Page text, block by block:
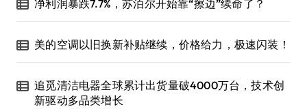
净利润暴跌7.7%，苏泊尔开始靠“擦边”续命了？
美的空调以旧换新补贴继续，价格给力，极速闪装！
追觅清洁电器全球累计出货量破4000万台，技术创
新驱动多品类增长